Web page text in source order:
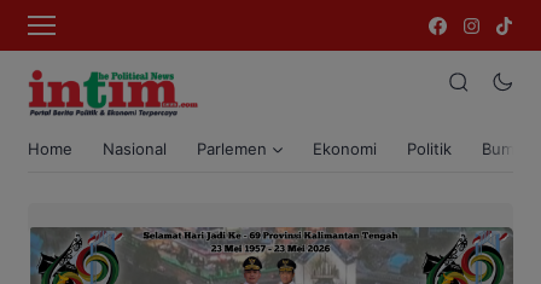
Home Nasional Parlemen Ekonomi Politik Bumi